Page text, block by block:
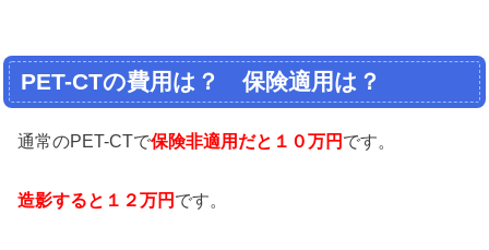
PET-CTの費用は？ 保険適用は？
通常のPET-CTで保険非適用だと１０万円 です。
造影すると１２万円 です。